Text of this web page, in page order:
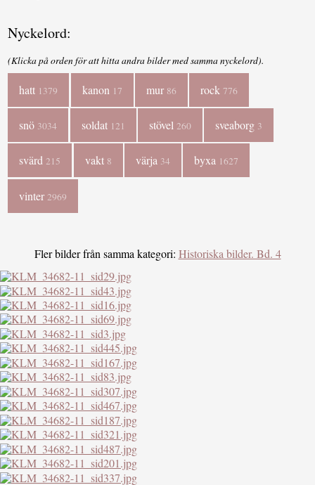
Nyckelord:
(Klicka på orden för att hitta andra bilder med samma nyckelord).
hatt 1379 kanon 17 mur 86 rock776
snö 3034 soldat 121 stövel 260 sveaborg 3
svärd 215 vakt 8 värja 34 byxa 1627
vinter 2969
Fler bilder från samma kategori: Historiska bilder. Bd. 4